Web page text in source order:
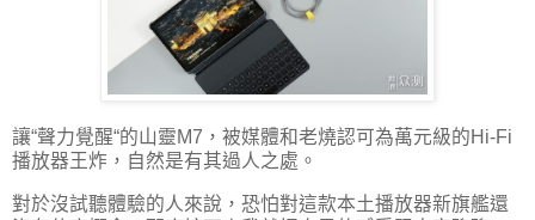
讓“聲力覺醒“的山靈M7，被媒體和老燒認可為萬元級的Hi-Fi
播放器王炸，自然是有其過人之處。
對於沒試聽體驗的人來說，恐怕對這款本土播放器新旗艦還